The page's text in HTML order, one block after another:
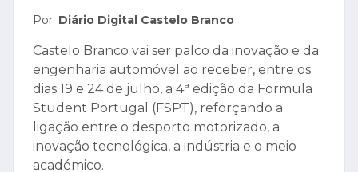
Por: Diário Digital Castelo Branco
Castelo Branco vai ser palco da inovação e da
engenharia automóvel ao receber, entre os
dias 19 e 24 de julho, a 4ª edição da Formula
Student Portugal (FSPT), reforçando a
ligação entre o desporto motorizado, a
inovação tecnológica, a indústria e o meio
académico.